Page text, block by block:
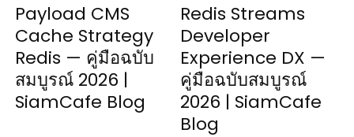
Payload CMS
Cache Strategy
Redis — คู่มือฉบับ
สมบูรณ์ 2026 |
SiamCafe Blog
Redis Streams
Developer
Experience DX —
คู่มือฉบับสมบูรณ์
2026 | SiamCafe
Blog